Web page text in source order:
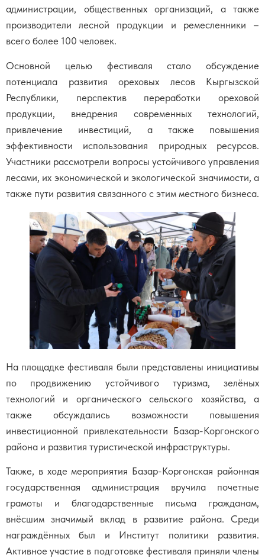
администрации, общественных организаций, а также
производители лесной продукции и ремесленники –
всего более 100 человек.
Основной целью фестиваля стало обсуждение
потенциала развития ореховых лесов Кыргызской
Республики, перспектив переработки ореховой
продукции, внедрения современных технологий,
привлечение инвестиций, а также повышения
эффективности использования природных ресурсов.
Участники рассмотрели вопросы устойчивого управления
лесами, их экономической и экологической значимости, а
также пути развития связанного с этим местного бизнеса.
На площадке фестиваля были представлены инициативы
по продвижению устойчивого туризма, зелёных
технологий и органического сельского хозяйства, а
также обсуждались возможности повышения
инвестиционной привлекательности Базар-Коргонского
района и развития туристической инфраструктуры.
Также, в ходе мероприятия Базар-Коргонская районная
государственная администрация вручила почетные
грамоты и благодарственные письма гражданам,
внёсшим значимый вклад в развитие района. Среди
награждённых был и Институт политики развития.
Активное участие в подготовке фестиваля приняли члены